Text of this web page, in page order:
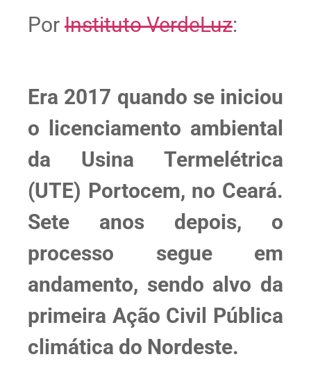
Por Instituto VerdeLuz:
Era 2017 quando se iniciou
o licenciamento ambiental
da Usina Termelétrica
(UTE) Portocem, no Ceará.
Sete anos depois, o
processo segue em
andamento, sendo alvo da
primeira Ação Civil Pública
climática do Nordeste.